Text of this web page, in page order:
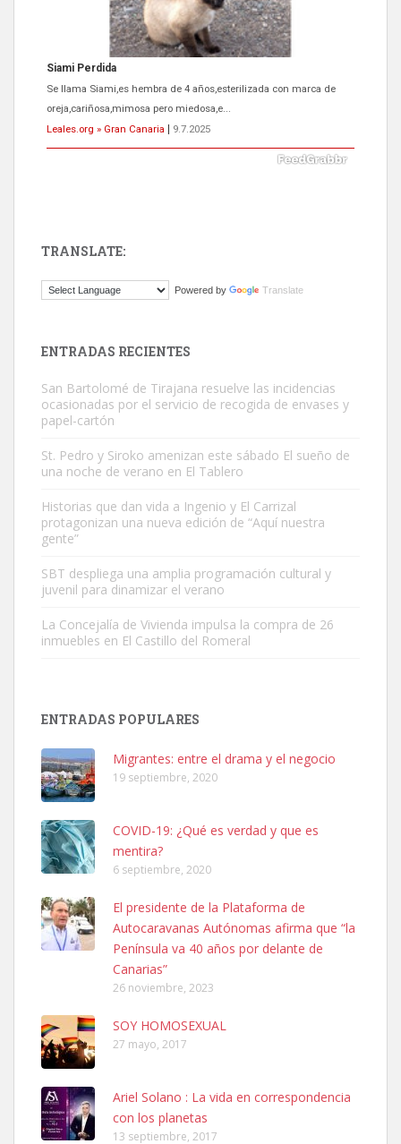
Siami Perdida
Se llama Siami,es hembra de 4 años,esterilizada con marca de
oreja,cariñosa,mimosa pero miedosa,e...
Leales.org » Gran Canaria
9.7.2025
El ayuntamiento se va a llevar a Los Gatos callejeros de la zona los
Este gato macho ha aparecido en la calle hace menos de un mes,
es muy manso y extremadamente cari...
Leales.org » Gran Canaria
Leales.org » Gran Canaria
SHIBA PERDIDO AVDA JOSE MESA Y LOPEZ
PERRO MACHO RAZA SHIBA CON MICROCHIP PERDIDO HOY
06/07/2025 ZONA MESA Y LOPEZ. ES MUY ASUSTADIZO
Leales.org » Gran Canaria
6.7.2025
Ninfa perdida
El día 5 se los perdió una ninfa papillera, asustada tiene miedo a la
TRANSLATE:
Powered by Translate
ENTRADAS RECIENTES
San Bartolomé de Tirajana resuelve las incidencias
ocasionadas por el servicio de recogida de envases y
papel-cartón
St. Pedro y Siroko amenizan este sábado El sueño de
una noche de verano en El Tablero
Historias que dan vida a Ingenio y El Carrizal
protagonizan una nueva edición de “Aquí nuestra
gente”
SBT despliega una amplia programación cultural y
juvenil para dinamizar el verano
La Concejalía de Vivienda impulsa la compra de 26
inmuebles en El Castillo del Romeral
ENTRADAS POPULARES
Migrantes: entre el drama y el negocio
19 septiembre, 2020
COVID-19: ¿Qué es verdad y que es
mentira?
6 septiembre, 2020
El presidente de la Plataforma de
Autocaravanas Autónomas afirma que “la
Península va 40 años por delante de
Canarias”
26 noviembre, 2023
SOY HOMOSEXUAL
27 mayo, 2017
Ariel Solano : La vida en correspondencia
con los planetas
13 septiembre, 2017